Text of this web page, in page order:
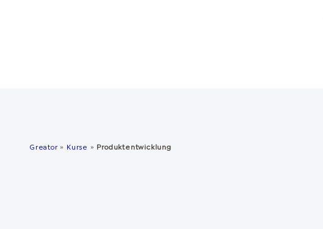
Greator» Kurse » Produktentwicklung